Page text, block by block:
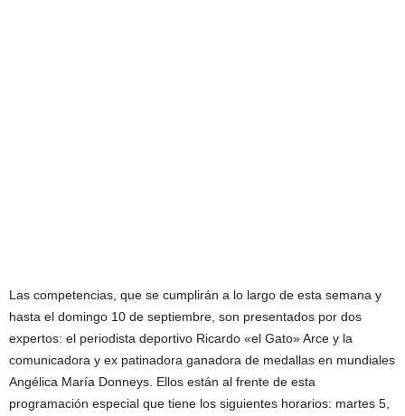
Las competencias, que se cumplirán a lo largo de esta semana y
hasta el domingo 10 de septiembre, son presentados por dos
expertos: el periodista deportivo Ricardo «el Gato» Arce y la
comunicadora y ex patinadora ganadora de medallas en mundiales
Angélica María Donneys. Ellos están al frente de esta
programación especial que tiene los siguientes horarios: martes 5,